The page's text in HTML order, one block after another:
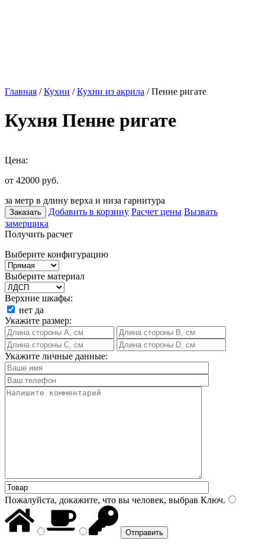
Главная /Кухни /Кухни из акрила / Пенне ригате
Кухня Пенне ригате
Цена:
от 42000 руб.
за метр в длину верха и низа гарнитура
Заказать Добавить в корзину Расчет цены Вызвать
замерщика
Получить расчет
Выберите конфигурацию
Выберите материал
Верхние шкафы:
нет да
Укажите размер:
Укажите личные данные:
Пожалуйста, докажите, что вы человек, выбрав Ключ.